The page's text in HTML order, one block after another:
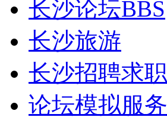
长沙论坛BBS
长沙旅游
长沙招聘求职
论坛模拟服务